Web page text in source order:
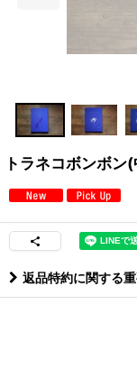
トラネコボンボ
返品特約に関する